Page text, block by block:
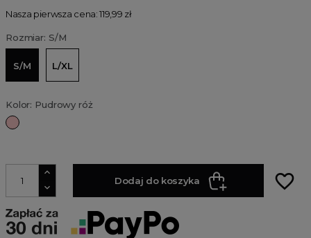
Nasza pierwsza cena: 119,99 zł
Rozmiar: S/M
S/M L/XL
Kolor: Pudrowy róż
Pudrowy
Dodaj do koszyka favorite_border